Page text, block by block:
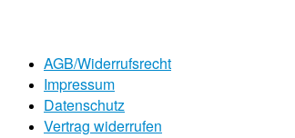
AGB/Widerrufsrecht
Impressum
Datenschutz
Vertrag widerrufen